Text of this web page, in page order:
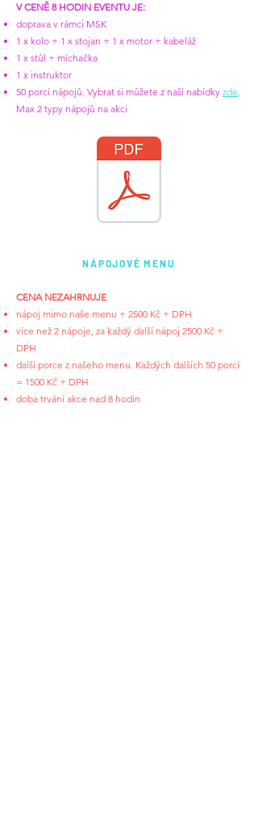
V CENĚ 8 HODIN EVENTU JE:
doprava v rámci MSK
1 x kolo + 1 x stojan + 1 x motor + kabeláž
1 x stůl + míchačka
1 x instruktor
50 porcí nápojů. Vybrat si můžete z naší nabídky zde.
Max 2 typy nápojů na akci
NÁPOJOVÉ MENU
CENA NEZAHRNUJE
nápoj mimo naše menu + 2500 Kč + DPH
více než 2 nápoje, za každý další nápoj 2500 Kč +
DPH
další porce z našeho menu. Každých dalších 50 porcí
= 1500 Kč + DPH
doba trvání akce nad 8 hodin